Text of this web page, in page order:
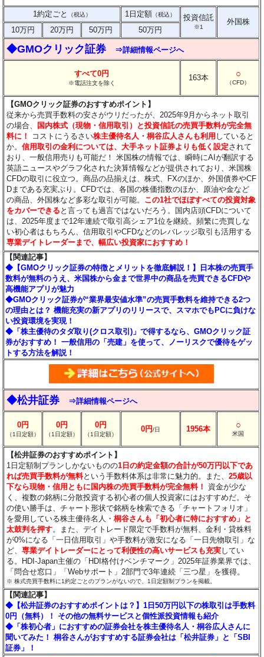
1約定ごと （税込） 1日定額 （税込） 投資信託
※1
外国株
10万円
20万円 50万円 50万円
◆GMOクリック証券 ⇒詳細情報ページへ
すべて0円
※電話注文を除く
163本 ○
（CFD）
【GMOクリック証券のおすすめポイント】
従来から売買手数料の安さがウリだったが、2025年9月からネット取引
の場合、 国内株式（現物・信用取引）と投資信託の売買手数料が完全無
料に！
コストにうるさい株主優待名人・桐谷広人さんも利用 していると
か。信用取引の金利については、大手ネット証券よりも低く設定されて
おり、一般信用売りも可能だ！ 米国株の情報では、瞬時にAIが翻訳する
英語ニュースやグラフ化された決算情報などが提供されており、米国株
CFDの取引に役立つ。商品の品揃えは、株式、FXのほか、外国債券やCF
Dまである充実ぶり。CFDでは、各国の株価指数のほか、原油や金など
の商品、外国株など多彩な取引が可能。 この1社でほぼすべての投資対象
をカバーできる と言っても過言ではないだろう。国内店頭CFDについて
は、2025年度まで12年連続で取引高シェア1位を継続。頻繁に売買しな
い初心者はもちろん、信用取引やCFDなどのレバレッジ取引も活用する
専業デイトレーダーまで、幅広い投資家におすすめ！
【関連記事】
◆【GMOクリック証券の特徴とメリットを徹底解説！】日本株の売買手
数料が無料のうえ、米国株から金まで世界中の商品を売買できるCFDや
高機能アプリが魅力
◆GMOクリック証券が“業界最安値水準”の売買手数料を維持できる2つ
の理由とは？ 機能充実の新アプリのリリースで、スマホでもPCに負けな
い投資環境を実現！
◆「株主優待のタダ取り(クロス取引)」で得するなら、GMOクリック証
券がおすすめ！ 一般信用の「売建」を使って、ノーリスクで優待をゲッ
トする方法を解説！
◆松井証券 ⇒詳細情報ページへ
0円
（1日定額）
0円
（1日定額）
0円
（1日定額）
0円/日 1956本 ○
米国
【松井証券のおすすめポイント】
1日定額制プランしかないものの1日の約定金額の合計が50万円以下であ
れば売買手数料が無料という手数料体系は非常に魅力的。また、25歳以
下なら現物・信用ともに国内株の売買手数料が完全無料！
資金が少な
く、複数の銘柄に分散投資する初心者の個人投資家にはおすすめだ。そ
の使い勝手は、チャート形状で銘柄を検索できる「チャートフォリオ」
を愛用している株主優待名人・桐谷さんも「初心者に特におすすめ」と
太鼓判を押す。また、デイトレード限定で手数料が無料、金利・貸株料
が0%になる「一日信用取引」や手数料が激安になる「一日先物取引」な
ど、専業デイトレーダーにとって利便性の高いサービスも充実してい
る。HDI-Japan主催の「HDI格付けベンチマーク」2025年証券業界では、
「問合せ窓口」「Webサポート」2部門で3年連続「三つ星」を獲得。
※ 株式売買手数料に1約定ごとのプランがないので、1日定額制プランを掲載。
【関連記事】
◆【松井証券のおすすめポイントは？】1日50万円以下の株取引は手数料
0円（無料）！ その他の無料サービスと個性派投資情報も紹介
◆「株初心者」におすすめの証券会社を株主優待名人・桐谷広人さんに
聞いてみた！ 桐谷さんがおすすめする証券会社は「松井証券」と「SBI
証券」！